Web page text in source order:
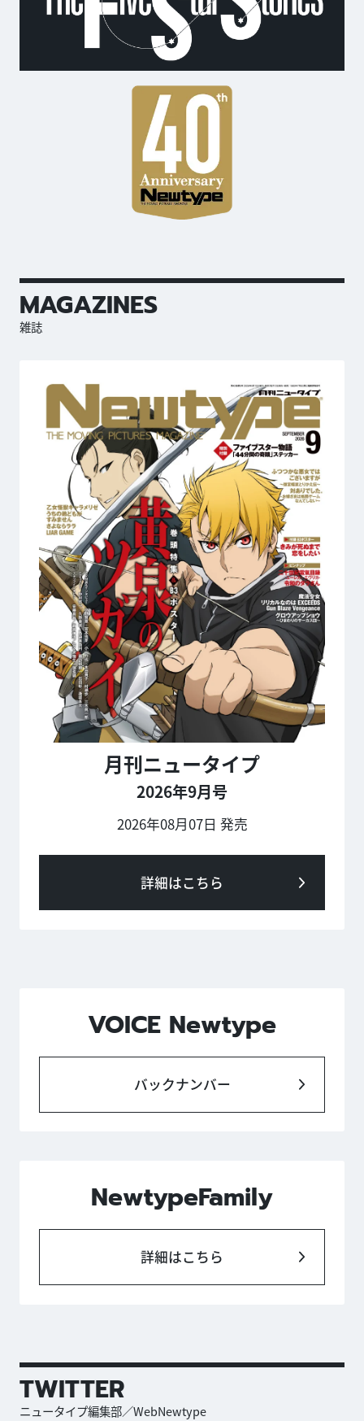
MAGAZINES
雑誌
月刊ニュータイプ
2026年9月号
2026年08月07日 発売
詳細はこちら
VOICE Newtype
バックナンバー
NewtypeFamily
詳細はこちら
TWITTER
ニュータイプ編集部／WebNewtype